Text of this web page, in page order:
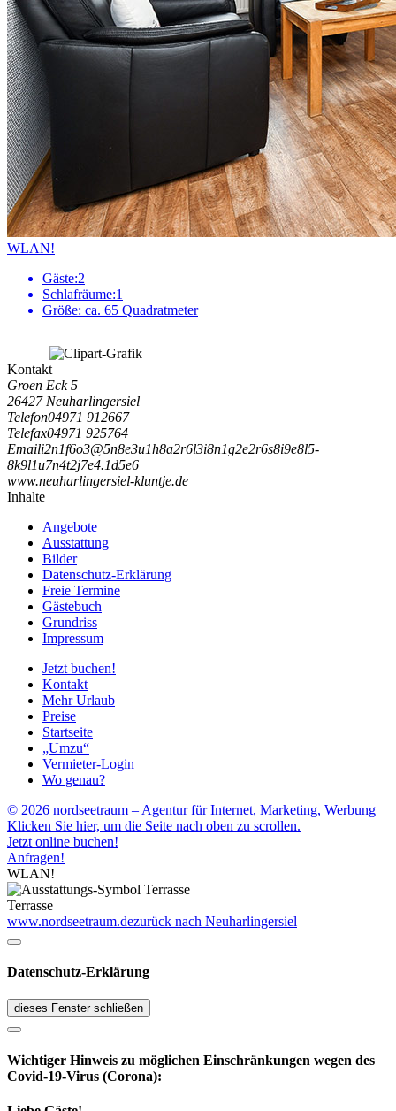
WLAN!
Gäste:2
Schlafräume:1
Größe: ca. 65 Quadratmeter
Kontakt
Groen Eck 5
26427 Neuharlingersiel
Telefon04971 912667
Telefax04971 925764
Emaili2n1f6o3@5n8e3u1h8a2r6l3i8n1g2e2r6s8i9e8l5-
8k9l1u7n4t2j7e4.1d5e6
www.neuharlingersiel-kluntje.de
Inhalte
Angebote
Ausstattung
Bilder
Datenschutz-Erklärung
Freie Termine
Gästebuch
Grundriss
Impressum
Jetzt buchen!
Kontakt
Mehr Urlaub
Preise
Startseite
„Umzu“
Vermieter-Login
Wo genau?
© 2026 nordseetraum – Agentur für Internet, Marketing, Werbung
Klicken Sie hier, um die Seite nach oben zu scrollen.
Jetzt online buchen!
Anfragen!
WLAN!
Terrasse
www.nordseetraum.dezurück nach Neuharlingersiel
Datenschutz-Erklärung
dieses Fenster schließen
Wichtiger Hinweis zu möglichen Ein­schränk­ungen wegen des
Covid-19-Virus (Corona):